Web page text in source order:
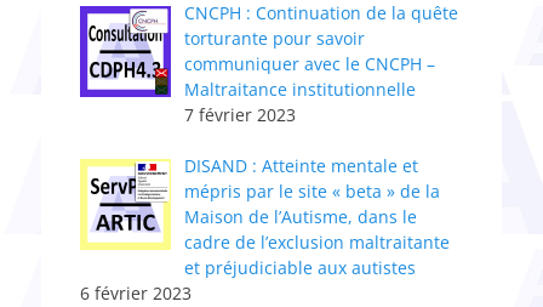
CNCPH : ​Continuation de la quête
torturante pour savoir
communiquer avec le CNCPH –
Maltraitance institutionnelle
7 février 2023
DISAND : Atteinte mentale et
mépris par le site « beta » de la
Maison de l’Autisme, dans le
cadre de l’exclusion maltraitante
et préjudiciable aux autistes
6 février 2023